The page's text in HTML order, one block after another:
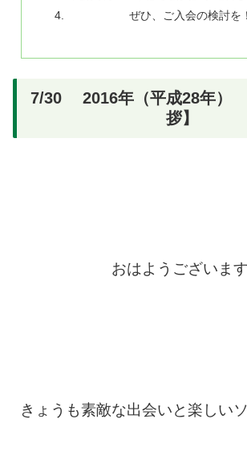
ぜひ、ご入会の検討を！
7/30 2016年（平成28年）
拶】
おはようございます
きょうも素敵な出会いと楽しい